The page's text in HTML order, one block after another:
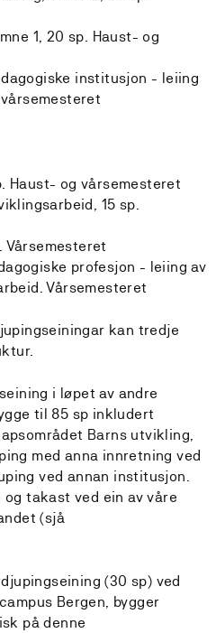
1, 20 sp. Haust- og
institusjon - leiing
Haust- og vårsemesteret
15 sp.
Vårsemesteret
profesjon - leiing av
Vårsemesteret
kan tredje
i løpet av andre
til 85 sp inkludert
Barns utvikling,
med anna innretning ved
ved annan institusjon.
takast ved ein av våre
(sjå
(30 sp) ved
Bergen, bygger
på denne